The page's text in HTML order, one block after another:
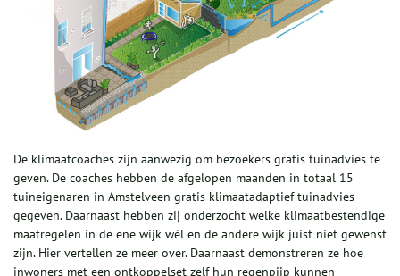
De klimaatcoaches zijn aanwezig om bezoekers gratis tuinadvies te
geven. De coaches hebben de afgelopen maanden in totaal 15
tuineigenaren in Amstelveen gratis klimaatadaptief tuinadvies
gegeven. Daarnaast hebben zij onderzocht welke klimaatbestendige
maatregelen in de ene wijk wél en de andere wijk juist niet gewenst
zijn. Hier vertellen ze meer over. Daarnaast demonstreren ze hoe
inwoners met een ontkoppelset zelf hun regenpijp kunnen